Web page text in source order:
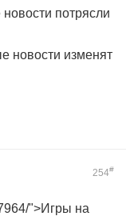
потрясли
новости изменят
254#
">Игры на